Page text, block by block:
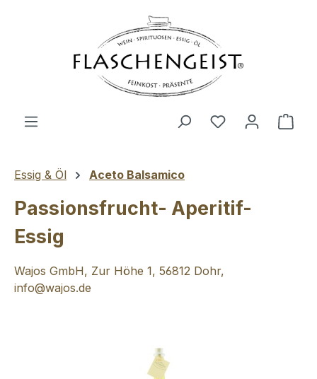
Du hast 0
Essig & Öl Aceto Balsamico
Passionsfrucht- Aperitif-
Essig
Wajos GmbH, Zur Höhe 1, 56812 Dohr,
info@wajos.de